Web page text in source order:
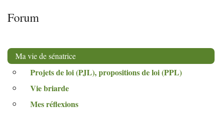
Forum
Ma vie de sénatrice
Projets de loi (PJL), propositions de loi (PPL)
Vie briarde
Mes réflexions